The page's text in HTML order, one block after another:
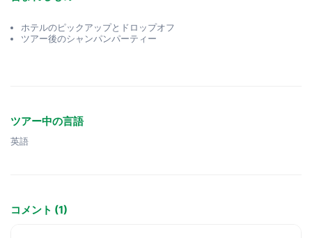
ホテルのピックアップとドロップオフ
ツアー後のシャンパンパーティー
ツアー中の言語
英語
コメント (1)